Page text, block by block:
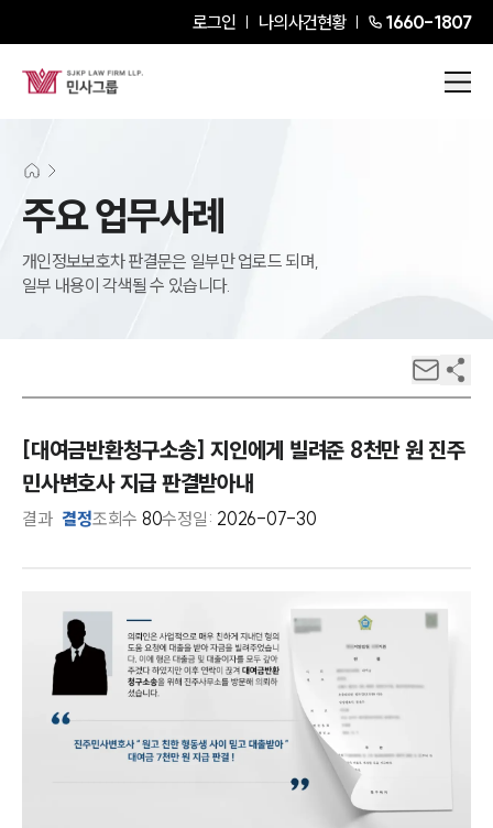
로그인 나의사건현황 1660-1807
주요 업무사례
개인정보보호차 판결문은 일부만 업로드 되며,
일부 내용이 각색될 수 있습니다.
[대여금반환청구소송] 지인에게 빌려준 8천만 원 진주
민사변호사 지급 판결받아내
결과 결정조회수 80수정일: 2026-07-30